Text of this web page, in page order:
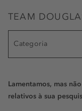
TEAM
Categoria
Lamentamos, mas
relativos à sua